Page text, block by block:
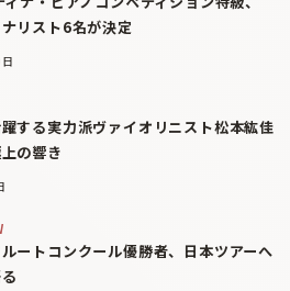
リスト6名が決定
する実力派ヴァイオリニスト松本紘佳
の響き
ートコンクール優勝者、日本ツアーへ